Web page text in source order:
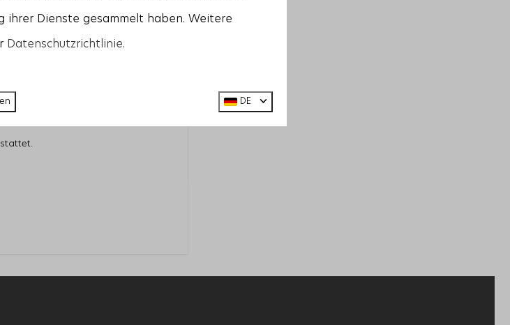
und ist in sanft
ihrer Dienste gesammelt haben. Weitere
Datenschutzrichtlinie.
DE